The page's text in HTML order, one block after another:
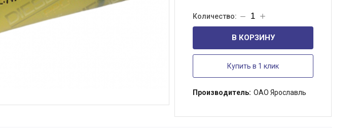
В КОРЗИНУ
Купить в 1 клик
Производитель: ОАО Ярославль